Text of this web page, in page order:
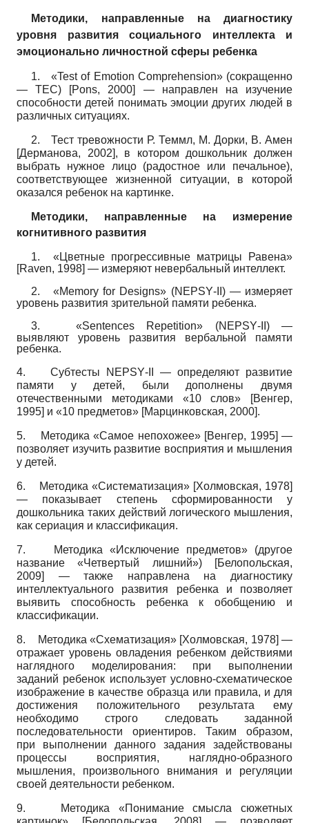
Методики, направленные на диагностику
уровня развития социального интеллекта и
эмоционально личностной сферы ребенка
1. «Test of Emotion Comprehension» (сокращенно
—TEC) [Pons, 2000] — направлен на изучение
способности детей понимать эмоции других людей в
различных ситуациях.
2.
Тест тревожности Р. Теммл, М. Дорки, В. Амен
[Дерманова, 2002], в котором дошкольник должен
выбрать нужное лицо (радостное или печальное),
соответствующее жизненной ситуации, в которой
оказался ребенок на картинке.
Методики, направленные на измерение
когнитивного развития
1.
«Цветные прогрессивные матрицы Равена»
[Raven, 1998] — измеряют невербальный интеллект.
2.
«Memory for Designs» (NEPSY-II ) — измеряет
уровень развития зрительной памяти ребенка.
3.
«Sentences Repetition» (NEPSY-II ) —
выявляют уровень развития вербальной памяти
ребенка.
4.
Субтесты NEPSY- — определяют развитие
памяти у детей, были дополнены двумя
отечественными методиками «10слов» [Венгер,
1995] и «10 предметов» [Марцинковская, 2000].
5. Методика «Самое непохожее» [Венгер, 1995] —
позволяет изучить развитие восприятия и мышления
у детей.
6. Методика «Систематизация» [Холмовская, 1978]
— показывает степень сформированности у
дошкольника таких действий логического мышления,
как сериация и классификация.
7.
Методика «Исключение предметов» (другое
название «Четвертый лишний»)
[Белопольская,
2009] —также направлена на диагностику
интеллектуального развития ребенка и позволяет
выявить способность ребенка к обобщению и
классификации.
8. Методика «Схематизация» [Холмовская, 1978] —
отражает уровень овладения ребенком действиями
наглядного моделирования: при выполнении
заданий ребенок использует условно-схематическое
изображение в качестве образца или правила, и для
достижения положительного результата ему
необходимо строго следовать заданной
последовательности ориентиров. Таким образом,
при выполнении данного задания задействованы
процессы восприятия, наглядно-образного
мышления, произвольного внимания и регуляции
своей деятельности ребенком.
9.
Методика «Понимание смысла сюжетных